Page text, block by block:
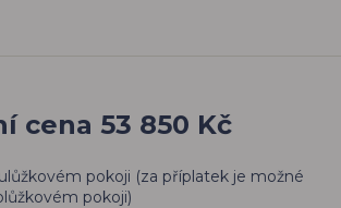
cena 53 850 Kč
pokoji (za příplatek je možné
pokoji)